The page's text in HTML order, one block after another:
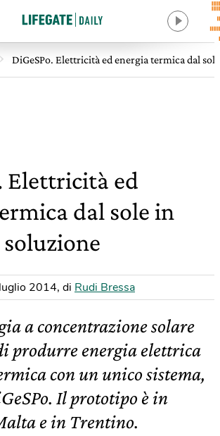
DiGeSPo. Elettricità ed energia termica dal
Elettricità ed
dal sole in
2014, di Rudi Bressa
a concentrazione solare
produrre energia elettrica
con un unico sistema,
Il prototipo è in
e in Trentino.